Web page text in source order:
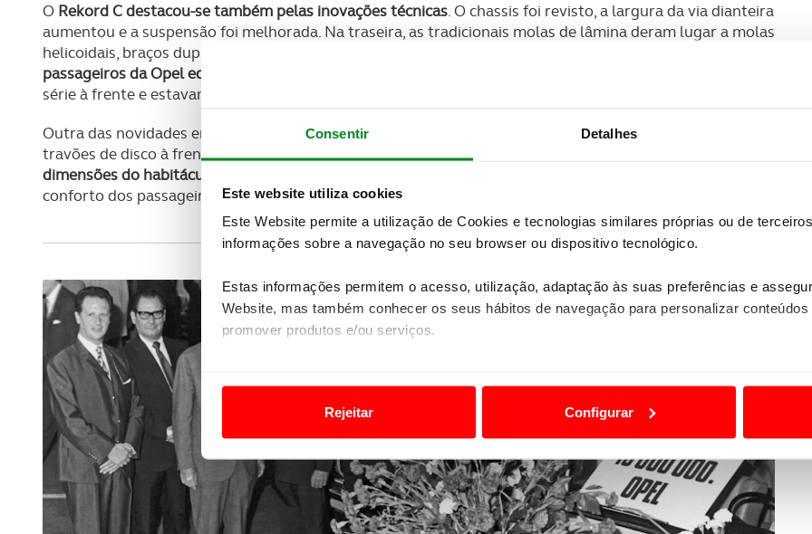
Consentir Detalhes
Este website utiliza cookies
Este Website permite a utilização de Cookies e tecnologias similares próprias ou de
informações sobre a navegação no seu browser ou dispositivo tecnológico.
Estas informações permitem o acesso, utilização, adaptação às suas preferências e
Website, mas também conhecer os seus hábitos de navegação para personalizar
promover produtos e/ou serviços.
Usamos cookies para melhorar a sua experiência digital, personalizar conteúdos e
funcionalidades de redes sociais, bem como para analisar dados de navegação no nosso
Adicionalmente partilhamos informação, relativa à sua utilização do nosso site de
e organizações na UE e em países terceiros.
Rejeitar Configurar
O Rekord C destacou-se também pelas inovações técnicas. O chassis foi revisto, a largura da via dianteira
aumentou e a suspensão foi melhorada. Na traseira, as tradicionais molas de lâmina deram lugar a molas
helicoidais, braços duplos e uma barra Panhard, tornando o
passageiros da Opel equipado com molas helicoidais no eixo traseiro
série à frente e estavam disponíveis em opção no eixo traseiro.
Outra das novidades era o
sistema de travagem
. Todas as versões passaram a contar, de série, com
travões de disco à frente, um sistema de travagem de duplo circuito e servofreio. O
dimensões do habitáculo
conforto dos passageiros.